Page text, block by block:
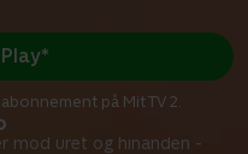
mod uret og hinanden -
på Mit TV 2.